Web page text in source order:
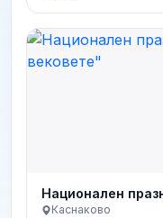
Национален
Каснаково